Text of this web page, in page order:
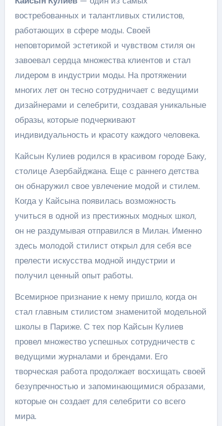
востребованных и талантливых стилистов,
работающих в сфере моды. Своей
неповторимой эстетикой и чувством стиля он
завоевал сердца множества клиентов и стал
лидером в индустрии моды. На протяжении
многих лет он тесно сотрудничает с ведущими
дизайнерами и селебрити, создавая уникальные
образы, которые подчеркивают
индивидуальность и красоту каждого человека.
Кайсын Кулиев родился в красивом городе Баку,
столице Азербайджана. Еще с раннего детства
он обнаружил свое увлечение модой и стилем.
Когда у Кайсына появилась возможность
учиться в одной из престижных модных школ,
он не раздумывая отправился в Милан. Именно
здесь молодой стилист открыл для себя все
прелести искусства модной индустрии и
получил ценный опыт работы.
Всемирное признание к нему пришло, когда он
стал главным стилистом знаменитой модельной
школы в Париже. С тех пор Кайсын Кулиев
провел множество успешных сотрудничеств с
ведущими журналами и брендами. Его
творческая работа продолжает восхищать своей
безупречностью и запоминающимися образами,
которые он создает для селебрити со всего
мира.